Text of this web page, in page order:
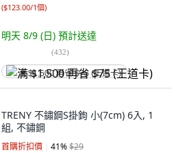
($123.00/1個)
明天 8/9 (日) 預計送達
(432)
满 $1,500 再省 $75 (王道卡)
TRENY 不鏽鋼S掛鉤 小(7cm) 6入, 1
組, 不鏽鋼
首購折扣價 41%$29